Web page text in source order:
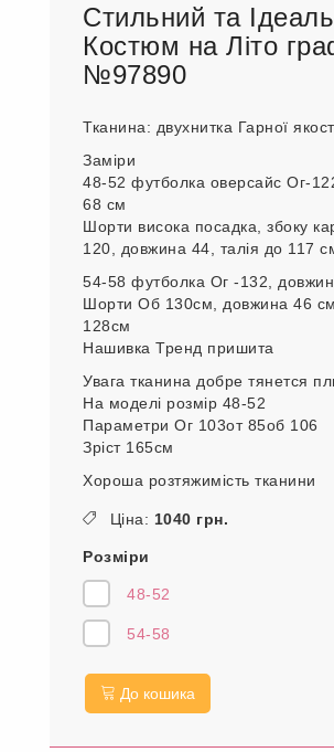
Стильний та
Костюм на Літо
№97890
Тканина: двухнитка Гарної
Заміри
48-52 футболка оверсайс Ог-
68 см
Шорти висока посадка, збоку
120, довжина 44, талія до 117
54-58 футболка Ог -132,
Шорти Об 130см, довжина 46
128см
Нашивка Тренд пришита
Увага тканина добре тянется
На моделі розмір 48-52
Параметри Ог 103от 85об 106
Зріст 165см
Хороша розтяжимість тканини
Ціна: 1040 грн.
Розміри
48-52
54-58
До кошика